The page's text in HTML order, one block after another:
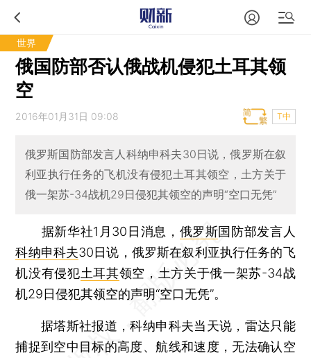
世界
俄国防部否认俄战机侵犯土耳其领
空
2016年01月31日 09:08 T中
俄罗斯国防部发言人科纳申科夫30日说，俄罗斯在叙
利亚执行任务的飞机没有侵犯土耳其领空，土方关于
俄一架苏-34战机29日侵犯其领空的声明“空口无凭”
据新华社1月30日消息， 俄罗斯国防部发言人
科纳申科夫30日说，俄罗斯在叙利亚执行任务的飞
机没有侵犯土耳其领空，土方关于俄一架苏-34战
机29日侵犯其领空的声明“空口无凭”。
据塔斯社报道，科纳申科夫当天说，雷达只能
捕捉到空中目标的高度、航线和速度，无法确认空